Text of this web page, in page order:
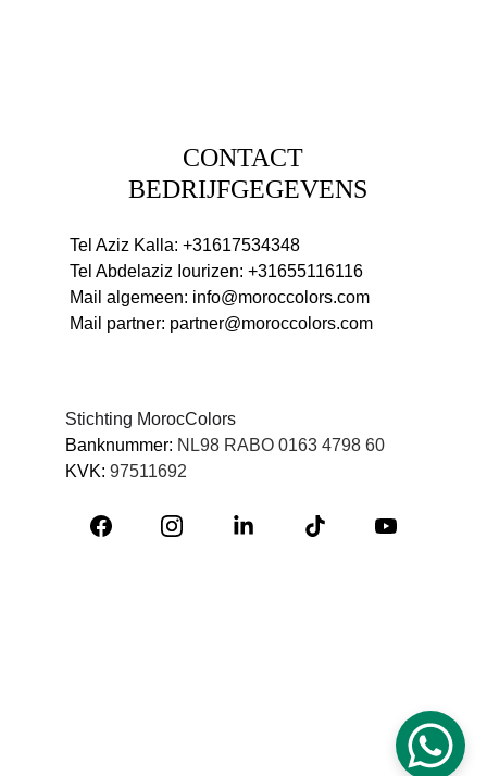
CONTACT
Tel Abdelaziz Iourizen: +31655116116
Mail algemeen: info@moroccolors.com
BEDRIJFGEGEVENS
Mail partner: partner@moroccolors.com
Tel Aziz Kalla: +31617534348
KVK: 97511692
Stichting MorocColors
Banknummer: NL98 RABO 0163 4798 60